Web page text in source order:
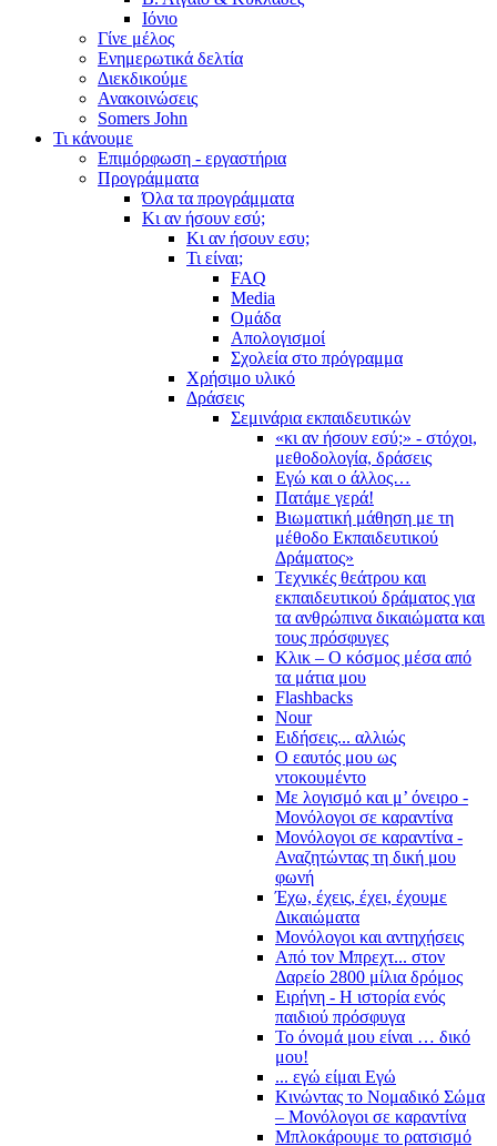
Ιόνιο
Γίνε μέλος
Ενημερωτικά δελτία
Διεκδικούμε
Ανακοινώσεις
Somers John
Τι κάνουμε
Επιμόρφωση - εργαστήρια
Προγράμματα
Όλα τα προγράμματα
Κι αν ήσουν εσύ;
Κι αν ήσουν εσυ;
Τι είναι;
FAQ
Media
Ομάδα
Απολογισμοί
Σχολεία στο πρόγραμμα
Χρήσιμο υλικό
Δράσεις
Σεμινάρια εκπαιδευτικών
«κι αν ήσουν εσύ;» - στόχοι,
μεθοδολογία, δράσεις
Εγώ και ο άλλος…
Πατάμε γερά!
Βιωματική μάθηση με τη
μέθοδο Εκπαιδευτικού
Δράματος»
Τεχνικές θεάτρου και
εκπαιδευτικού δράματος για
τα ανθρώπινα δικαιώματα και
τους πρόσφυγες
Κλικ – Ο κόσμος μέσα από
τα μάτια μου
Flashbacks
Nour
Ειδήσεις... αλλιώς
Ο εαυτός μου ως
ντοκουμέντο
Με λογισμό και μ’ όνειρο -
Μονόλογοι σε καραντίνα
Μονόλογοι σε καραντίνα -
Αναζητώντας τη δική μου
φωνή
Έχω, έχεις, έχει, έχουμε
Δικαιώματα
Μονόλογοι και αντηχήσεις
Από τον Μπρεχτ... στον
Δαρείο 2800 μίλια δρόμος
Ειρήνη - Η ιστορία ενός
παιδιού πρόσφυγα
Το όνομά μου είναι … δικό
μου!
... εγώ είμαι Εγώ
Κινώντας το Νομαδικό Σώμα
– Μονόλογοι σε καραντίνα
Μπλοκάρουμε το ρατσισμό